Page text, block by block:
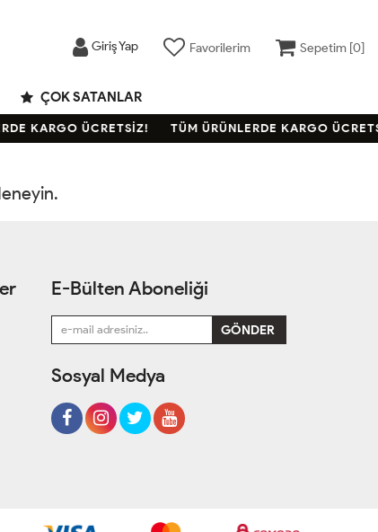
Giriş Yap Favorilerim Sepetim [0]
ÇOK SATANLAR
KARGO ÜCRETSİZ! TÜM ÜRÜNLERDE KARGO
E-Bülten Aboneliği
Sosyal Medya